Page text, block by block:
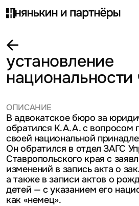
установление
национальности
ОПИСАНИЕ
В адвокатское бюро за
обратился К.А.А. с вопросом
своей национальной
Он обратился в отдел ЗАГС
Ставропольского края с
изменений в запись акта о
а также в записи актов о
детей — с указанием его
как «немец».